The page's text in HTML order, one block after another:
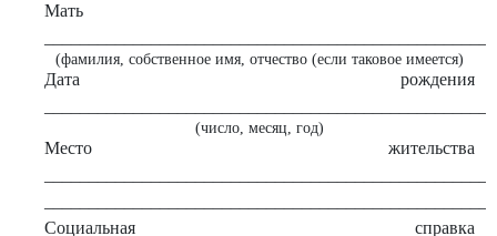
Мать
(фамилия, собственное имя, отчество (если таковое имеется)
Дата рождения
(число, месяц, год)
Место жительства
Социальная справка